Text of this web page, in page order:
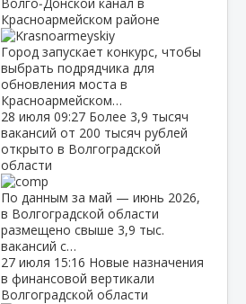
Красноармейском районе
Город запускает конкурс, чтобы
выбрать подрядчика для
обновления моста в
Красноармейском…
28 июля 09:27 Более 3,9 тысяч
вакансий от 200 тысяч рублей
открыто в Волгоградской
области
По данным за май — июнь 2026,
в Волгоградской области
размещено свыше 3,9 тыс.
вакансий с…
27 июля 15:16 Новые назначения
в финансовой вертикали
Волгоградской области